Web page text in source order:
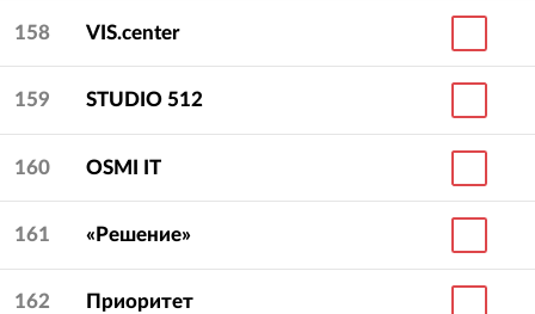
158 VIS.center
159 STUDIO 512
160 OSMI IT
161 «Решение»
162 Приоритет